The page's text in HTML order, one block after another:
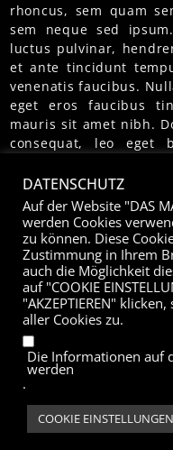
rhoncus, sem quam
sem neque sed
luctus pulvinar,
et ante tincidunt
venenatis faucibus.
eget eros faucibus
mauris sit amet nibh.
consequat, leo eget
Das Marilyn Monroe Archiv
Bild, Film und Ton. Die
Das Archiv bietet ungeahnte
Veranstaltungen, Fernseh-
Recherche ist möglich. Das
einzigartige Sammlung über
DATENSCHUTZ
Auf der Website "DAS
werden Cookies
zu können. Diese
Zustimmung in Ihrem
auch die Möglichkeit
auf "COOKIE
"AKZEPTIEREN"
aller Cookies zu.
Die Informationen auf
werden
.
COOKIE EINSTELLUNGEN